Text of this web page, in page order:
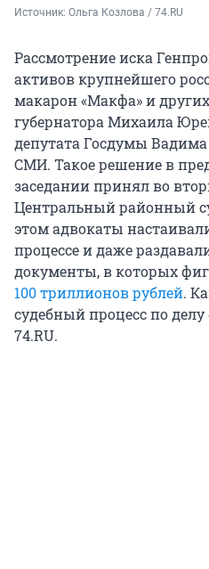
Источник: Ольга Козлова / 74.RU
Рассмотрение иска
активов крупнейшего
макарон «Макфа» и
губернатора Михаила
депутата Госдумы
СМИ. Такое решение в
заседании принял во
Центральный районный
этом адвокаты
процессе и даже
документы, в которых
100 триллионов рублей.
судебный процесс по
74.RU.